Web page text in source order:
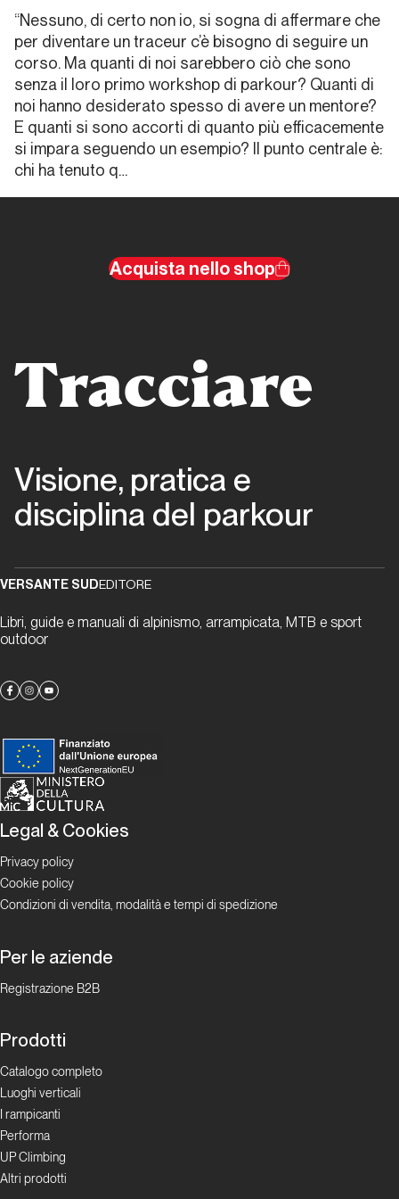
messaggio
viaggia
Capitolo 006
Capitolo 007
“autrici”
raccontano
Tracce
biografiche:
un
più voci
Ringraziamenti
Glossario
tecnico
“Nessuno, di certo non io, si sogna di affermare che
per diventare un traceur c’è bisogno di seguire un
corso. Ma quanti di noi sarebbero ciò che sono
senza il loro primo workshop di parkour? Quanti di
noi hanno desiderato spesso di avere un mentore?
E quanti si sono accorti di quanto più efficacemente
si impara seguendo un esempio? Il punto centrale è:
chi ha tenuto q…
Tracciare
Visione, pratica e
disciplina del parkour
Acquista nello shop
VERSANTE SUDEDITORE
Libri, guide e manuali di alpinismo, arrampicata, MTB e sport
outdoor
Legal & Cookies
Privacy policy
Cookie policy
Condizioni di vendita, modalità e tempi di spedizione
Per le aziende
Registrazione B2B
Prodotti
Catalogo completo
Luoghi verticali
I rampicanti
Performa
UP Climbing
Altri prodotti